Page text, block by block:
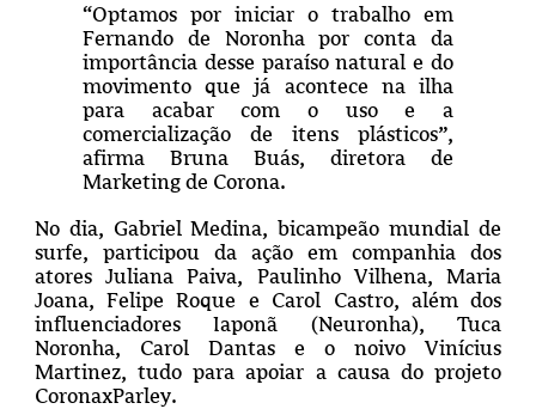
“Optamos por iniciar o trabalho em
Fernando de Noronha por conta da
importância desse paraíso natural e do
movimento que já acontece na ilha
para acabar com o uso e a
comercialização de itens plásticos”,
afirma Bruna Buás, diretora de
Marketing de Corona.
No dia, Gabriel Medina, bicampeão mundial de
surfe, participou da ação em companhia dos
atores Juliana Paiva, Paulinho Vilhena, Maria
Joana, Felipe Roque e Carol Castro, além dos
influenciadores Iaponã (Neuronha), Tuca
Noronha, Carol Dantas e o noivo Vinícius
Martinez, tudo para apoiar a causa do projeto
CoronaxParley.